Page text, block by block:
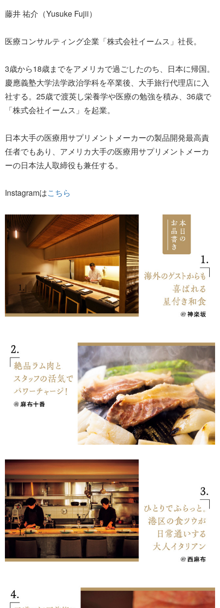
藤井 祐介（Yusuke Fujii）
医療コンサルティング企業「株式会社イームス」社長。
3歳から18歳までをアメリカで過ごしたのち、日本に帰国。
慶應義塾大学法学政治学科を卒業後、大手旅行代理店に入
社する。25歳で渡英し栄養学や医療の勉強を積み、36歳で
「株式会社イームス」を起業。
日本大手の医療用サプリメントメーカーの製品開発最高責
任者でもあり、アメリカ大手の医療用サプリメントメーカ
ーの日本法人取締役も兼任する。
Instagramはこちら